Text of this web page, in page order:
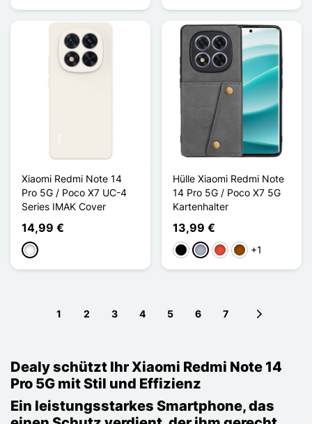
Xiaomi Redmi Note 14
Pro 5G / Poco X7 UC-4
Series IMAK Cover
14,99 €
Weiß
Hülle Xiaomi Redmi Note
14 Pro 5G / Poco X7 5G
Kartenhalter
13,99 €
Schwarz
GrauRot Braun
+1
1 2 3 4 5 6 7
Dealy schützt Ihr Xiaomi Redmi Note 14
Pro 5G mit Stil und Effizienz
Ein leistungsstarkes Smartphone, das